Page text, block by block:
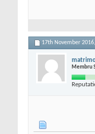
17th November 2016,
Membru